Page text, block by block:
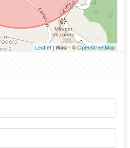
Leaflet | Wasi - ©OpenStreetMap